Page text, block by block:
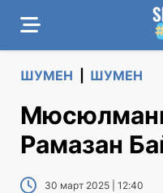
ШУМЕН ШУМЕН
Рамазан
30 март 2025 | 12:40